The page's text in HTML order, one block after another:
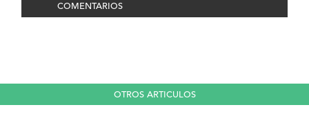
COMENTARIOS
OTROS ARTICULOS